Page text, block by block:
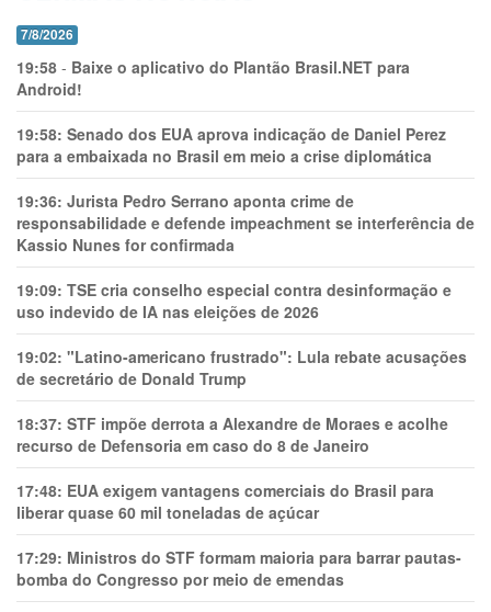
7/8/2026
19:58 - Baixe o aplicativo do Plantão Brasil.NET para
Android!
19:58: Senado dos EUA aprova indicação de Daniel Perez
para a embaixada no Brasil em meio a crise diplomática
19:36: Jurista Pedro Serrano aponta crime de
responsabilidade e defende impeachment se interferência de
Kassio Nunes for confirmada
19:09: TSE cria conselho especial contra desinformação e
uso indevido de IA nas eleições de 2026
19:02: "Latino-americano frustrado": Lula rebate acusações
de secretário de Donald Trump
18:37: STF impõe derrota a Alexandre de Moraes e acolhe
recurso de Defensoria em caso do 8 de Janeiro
17:48: EUA exigem vantagens comerciais do Brasil para
liberar quase 60 mil toneladas de açúcar
17:29: Ministros do STF formam maioria para barrar pautas-
bomba do Congresso por meio de emendas